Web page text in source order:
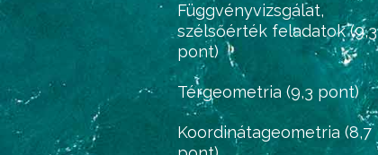
Függvényvizsgálat,
szélsőérték feladatok (9,3
pont)
Térgeometria (9,3 pont)
Koordinátageometria (8,7